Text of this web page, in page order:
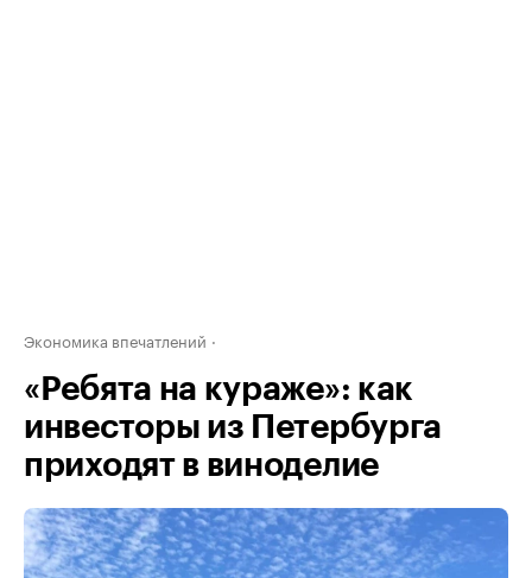
Экономика впечатлений
«Ребята на кураже»: как
инвесторы из Петербурга
приходят в виноделие